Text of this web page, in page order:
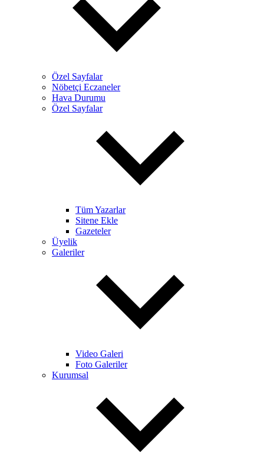
Özel Sayfalar
Nöbetçi Eczaneler
Hava Durumu
Özel Sayfalar
Tüm Yazarlar
Sitene Ekle
Gazeteler
Üyelik
Galeriler
Video Galeri
Foto Galeriler
Kurumsal